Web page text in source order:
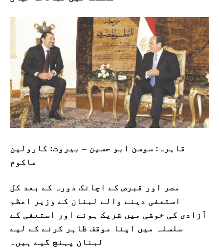
قاہرہ: سوسن ابو حسین – بیروت: کارولین
عاکوم
مصر اور قبرص کے اچانک دورہ کے بعد کل
استعفی دینے والے لبنان کے وزیر اعظم
آزادی کی خوشی میں شریک ہونے اور استعفی کے
سلسلہ میں اپنا موقف ظاہر کرنے کے لیے
لبنان پہنچ گیے ہیں۔